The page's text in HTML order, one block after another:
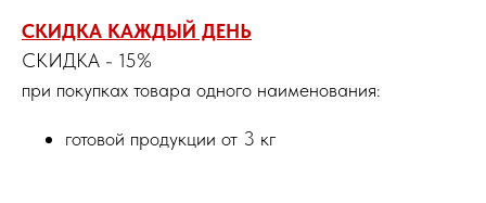
СКИДКА КАЖДЫЙ ДЕНЬ
СКИДКА - 15%
при покупках товара одного наименования:
готовой продукции от 3 кг